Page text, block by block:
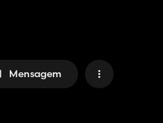
Mensagem